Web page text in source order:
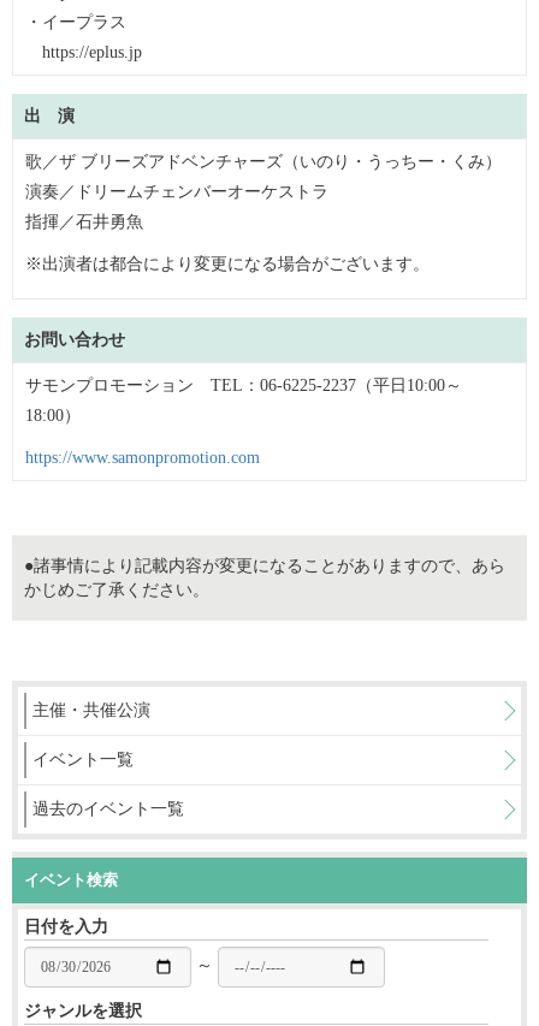
・イープラス
https://eplus.jp
出 演
歌／ザ ブリーズアドベンチャーズ（いのり・うっちー・くみ）
演奏／ドリームチェンバーオーケストラ
指揮／石井勇魚
※出演者は都合により変更になる場合がございます。
お問い合わせ
サモンプロモーション TEL：06-6225-2237（平日10:00～
18:00）
https://www.samonpromotion.com
●諸事情により記載内容が変更になることがありますので、あら
かじめご了承ください。
主催・共催公演
イベント一覧
過去のイベント一覧
イベント検索
日付を入力
～
ジャンルを選択